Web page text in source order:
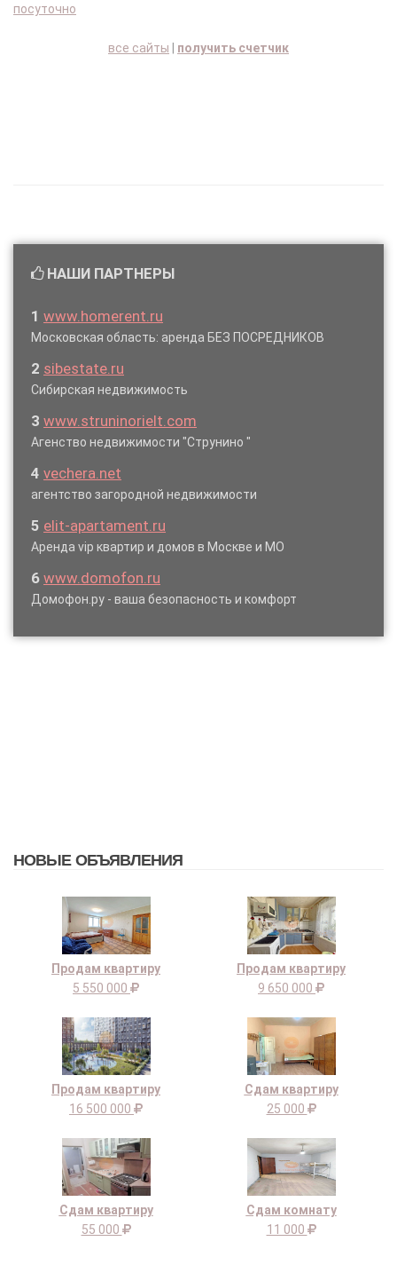
посуточно
все сайты получить счетчик
НАШИ ПАРТНЕРЫ
1 www.homerent.ru
Московская область: аренда БЕЗ ПОСРЕДНИКОВ
2 sibestate.ru
Сибирская недвижимость
3 www.struninorielt.com
Агенство недвижимости "Струнино "
4 vechera.net
агентство загородной недвижимости
5 elit-apartament.ru
Аренда vip квартир и домов в Москве и МО
6 www.domofon.ru
Домофон.ру - ваша безопасность и комфорт
НОВЫЕ ОБЪЯВЛЕНИЯ
Продам квартиру
5 550 000
Продам квартиру
9 650 000
Продам квартиру
16 500 000
Сдам квартиру
25 000
Сдам квартиру
55 000
Сдам комнату
11 000